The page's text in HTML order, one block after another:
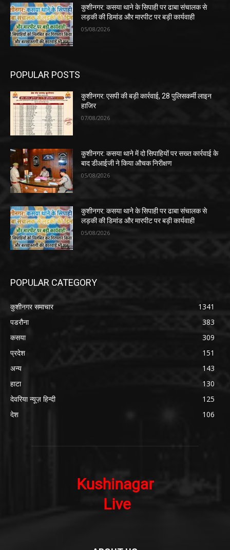
कुशीनगर: कसया थाने के सिपाही पर ढाबा संचालक से
लड़की की डिमांड और मारपीट पर बड़ी कार्यवाही
05/08/2026
POPULAR POSTS
कुशीनगर: एसपी की बड़ी कार्रवाई, 28 पुलिसकर्मी लाइन
हाजिर
07/08/2026
कुशीनगर: कसया थाने में दो सिपाहियों पर सख्त कार्रवाई के
बाद डीआईजी ने किया औचक निरीक्षण
05/08/2026
कुशीनगर: कसया थाने के सिपाही पर ढाबा संचालक से
लड़की की डिमांड और मारपीट पर बड़ी कार्यवाही
05/08/2026
POPULAR CATEGORY
कुशीनगर समाचार
1341
पडरौना
383
कसया
309
प्रदेश
151
अन्य
143
हाटा
130
देवरिया न्यूज़ हिन्दी
125
देश
106